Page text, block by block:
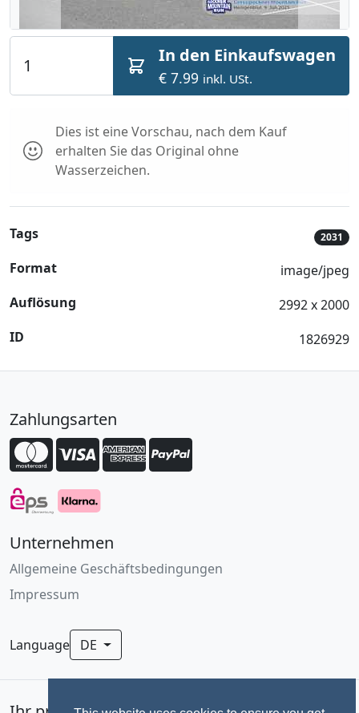
In den Einkaufswagen
€ 7.99 inkl. USt.
Dies ist eine Vorschau, nach dem Kauf
erhalten Sie das Original ohne
Wasserzeichen.
Tags 2031
Format
image/jpeg
Auflösung
2992 x 2000
ID
1826929
Zahlungsarten
Unternehmen
Allgemeine Geschäftsbedingungen
Impressum
Language DE